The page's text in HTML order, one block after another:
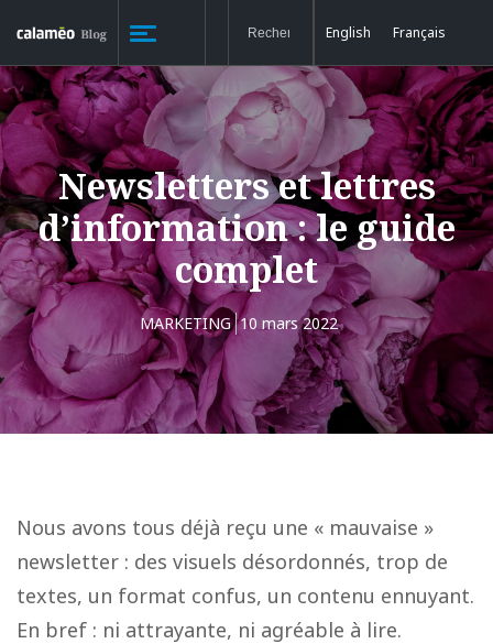
English Français
Newsletters et lettres
d’information : le guide
complet
MARKETING 10 mars 2022
Nous avons tous déjà reçu une « mauvaise »
newsletter : des visuels désordonnés, trop de
textes, un format confus, un contenu ennuyant.
En bref : ni attrayante, ni agréable à lire.